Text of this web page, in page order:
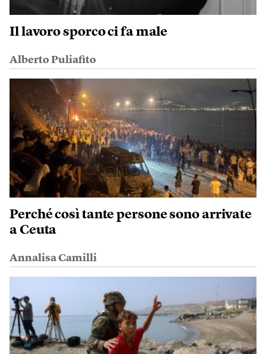
Il lavoro sporco ci fa male
Alberto Puliafito
Perché così tante persone sono arrivate
a Ceuta
Annalisa Camilli